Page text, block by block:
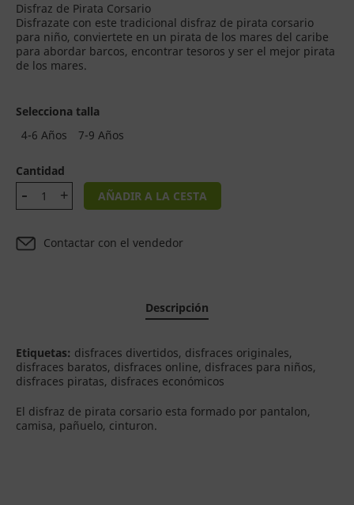
Disfraz de Pirata Corsario
Disfrazate con este tradicional disfraz de pirata corsario
para niño, conviertete en un pirata de los mares del caribe
para abordar barcos, encontrar tesoros y ser el mejor pirata
de los mares.
Selecciona talla
4-6 Años
7-9 Años
Cantidad
AÑADIR A LA CESTA
Contactar con el vendedor
Descripción
Etiquetas: disfraces divertidos, disfraces originales,
disfraces baratos, disfraces online, disfraces para niños,
disfraces piratas, disfraces económicos
El disfraz de pirata corsario esta formado por pantalon,
camisa, pañuelo, cinturon.